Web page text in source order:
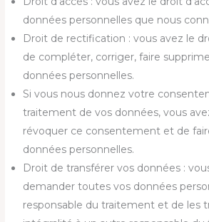
données personnelles que nous
Droit de rectification : vous avez le
de compléter, corriger, faire
données personnelles.
Si vous nous donnez votre
traitement de vos données, vous
révoquer ce consentement et de
données personnelles.
Droit de transférer vos données :
demander toutes vos données
responsable du traitement et de les